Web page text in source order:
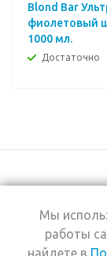
Blond Bar
фиолетовый
1000 мл.
Достаточно
+7 (495) 969-
Мы
работы
найдете в